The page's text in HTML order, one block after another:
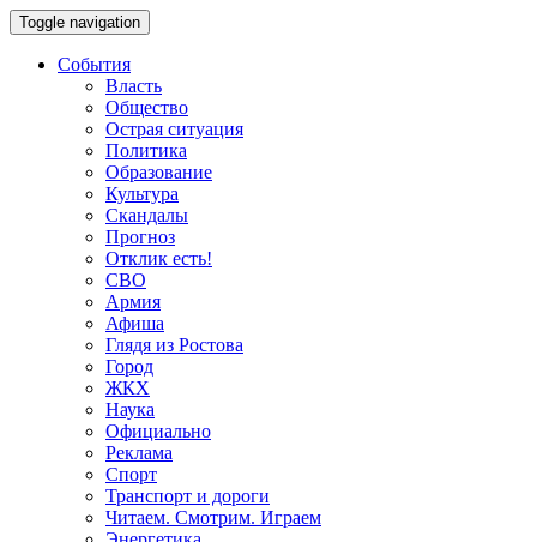
Toggle navigation
События
Власть
Общество
Острая ситуация
Политика
Образование
Культура
Скандалы
Прогноз
Отклик есть!
СВО
Армия
Афиша
Глядя из Ростова
Город
ЖКХ
Наука
Официально
Реклама
Спорт
Транспорт и дороги
Читаем. Смотрим. Играем